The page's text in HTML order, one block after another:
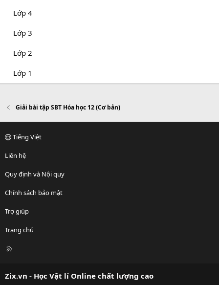
Lớp 4
Lớp 3
Lớp 2
Lớp 1
Giải bài tập SBT Hóa học 12 (Cơ bản)
Tiếng Việt
Liên hệ
Quy định và Nội quy
Chính sách bảo mật
Trợ giúp
Trang chủ
R
Zix.vn - Học Vật lí Online chất lượng cao